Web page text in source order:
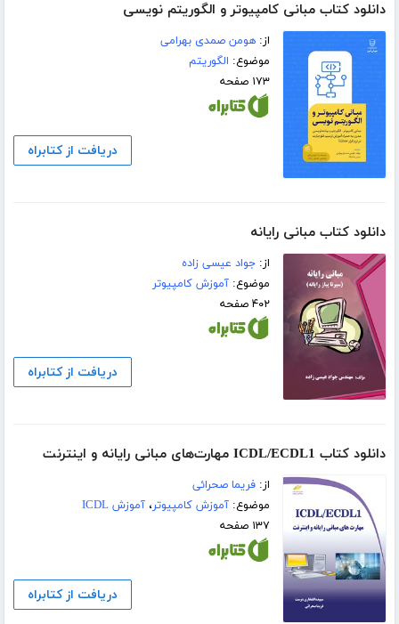
دانلود کتاب مبانی کامپیوتر و الگوریتم نویسی
از:هومن صمدی بهرامی
موضوع: الگوریتم
۱۷۳ صفحه
دریافت از کتابراه
دانلود کتاب مبانی رایانه
از:جواد عیسی زاده
موضوع:آموزش کامپیوتر
۴۰۲ صفحه
دریافت از کتابراه
دانلود کتاب ICDL/ECDL1 مهارت‌های مبانی رایانه و اینترنت
از:فریما صحرائی
موضوع:آموزش کامپیوتر،آموزش ICDL
۱۳۷ صفحه
دریافت از کتابراه